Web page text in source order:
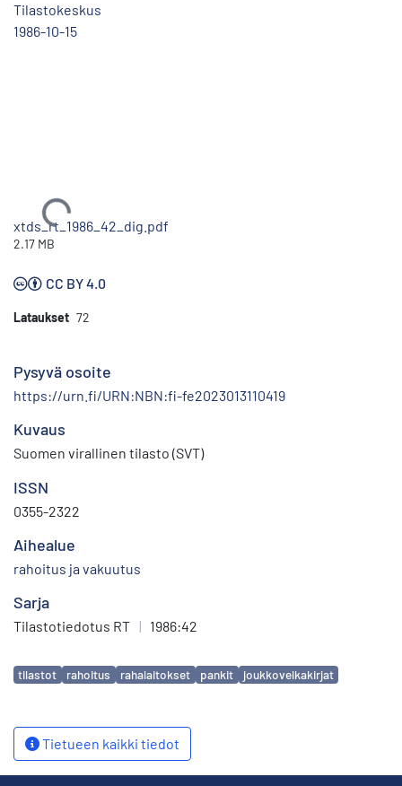
Tilastokeskus
1986-10-15
Ladataan...
xtds_rt_1986_42_dig.pdf
2.17 MB
CC BY 4.0
Lataukset 72
Pysyvä osoite
https://urn.fi/URN:NBN:fi-fe2023013110419
Kuvaus
Suomen virallinen tilasto (SVT)
ISSN
0355-2322
Aihealue
rahoitus ja vakuutus
Sarja
Tilastotiedotus RT | 1986:42
Avainsanat
tilastot rahoitus rahalaitokset pankit joukkovelkakirjat
Tietueen kaikki tiedot